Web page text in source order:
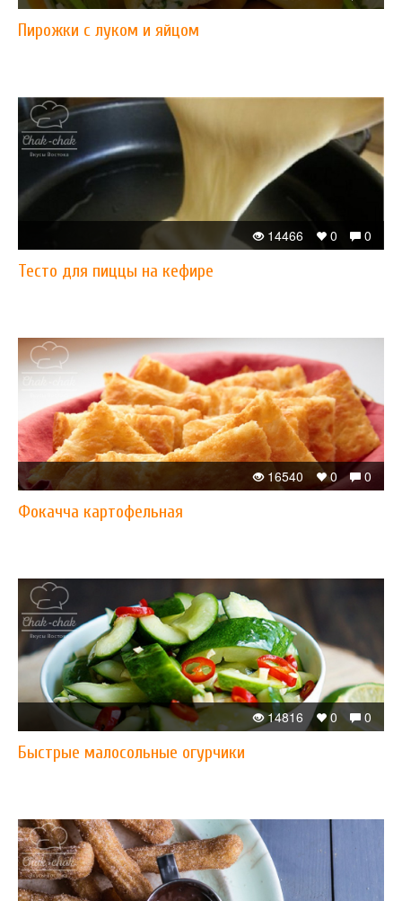
Пирожки с луком и яйцом
0
0
14466
Тесто для пиццы на кефире
0
0
16540
Фокачча картофельная
0
0
14816
Быстрые малосольные огурчики